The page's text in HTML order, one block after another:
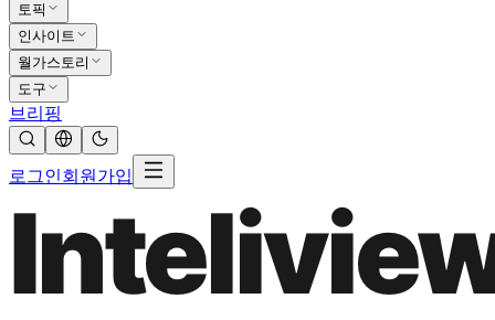
토픽
인사이트
월가스토리
도구
브리핑
로그인회원가입